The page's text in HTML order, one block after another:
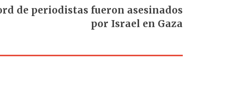
de periodistas fueron asesinados
por Israel en Gaza